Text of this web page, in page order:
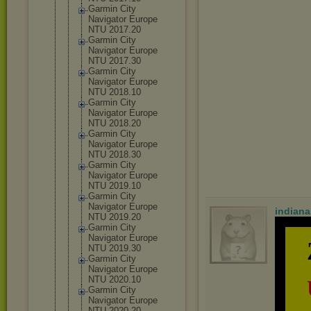
Garmin City
Navigator Europe
NTU 2017.20
Garmin City
Navigator Europe
NTU 2017.30
Garmin City
Navigator Europe
NTU 2018.10
Garmin City
Navigator Europe
NTU 2018.20
Garmin City
Navigator Europe
NTU 2018.30
Garmin City
Navigator Europe
NTU 2019.10
Garmin City
Navigator Europe
NTU 2019.20
Garmin City
Navigator Europe
NTU 2019.30
Garmin City
Navigator Europe
NTU 2020.10
Garmin City
Navigator Europe